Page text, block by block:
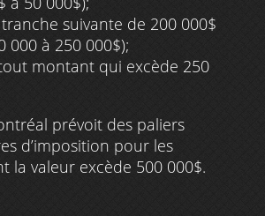
suivante de 200 000$
000 à 250 000$);
montant qui excède 250
prévoit des paliers
d’imposition pour les
la valeur excède 500 000$.